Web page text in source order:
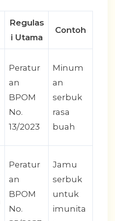
Regulas
i Utama
Contoh
Peratur
an
BPOM
No.
13/2023
Minum
an
serbuk
rasa
buah
Peratur
an
BPOM
No.
Jamu
serbuk
untuk
imunita